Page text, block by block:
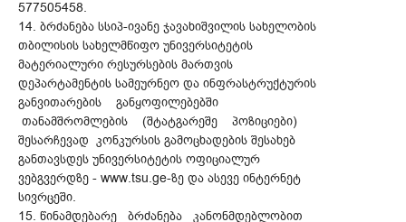
577505458.
14. ბრძანება სსიპ-ივანე ჯავახიშვილის სახელობის
თბილისის სახელმწიფო უნივერსიტეტის
მატერიალური რესურსების მართვის
დეპარტამენტის სამეურნეო და ინფრასტრუქტურის
განვითარების განყოფილებებში
თანამშრომლების (შტატგარეშე პოზიციები)
შესარჩევად კონკურსის გამოცხადების შესახებ
განთავსდეს უნივერსიტეტის ოფიციალურ
ვებგვერდზე - www.tsu.ge-ზე და ასევე ინტერნეტ
სივრცეში.
15. წინამდებარე ბრძანება კანონმდებლობით